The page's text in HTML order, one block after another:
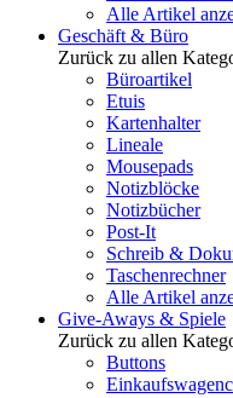
Alle Artikel
Geschäft & Büro
Zurück zu allen
Büroartikel
Etuis
Kartenhalter
Lineale
Mousepads
Notizblöcke
Notizbücher
Post-It
Schreib &
Taschenrechner
Alle Artikel
Give-Aways & Spiele
Zurück zu allen
Buttons